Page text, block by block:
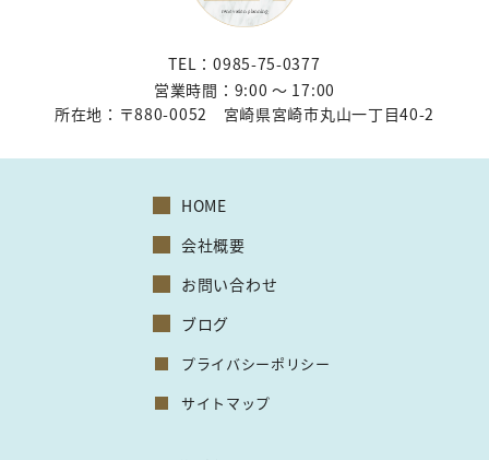
TEL：0985-75-0377
営業時間：9:00 〜 17:00
所在地： 〒880-0052 宮崎県宮崎市丸山一丁目40-2
HOME
会社概要
お問い合わせ
ブログ
プライバシーポリシー
サイトマップ